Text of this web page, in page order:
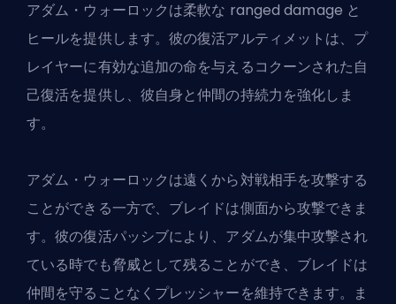
アダム・ウォーロックは柔軟な ranged damage と
ヒールを提供します。彼の復活アルティメットは、プ
レイヤーに有効な追加の命を与えるコクーンされた自
己復活を提供し、彼自身と仲間の持続力を強化しま
す。
アダム・ウォーロックは遠くから対戦相手を攻撃する
ことができる一方で、ブレイドは側面から攻撃できま
す。彼の復活パッシブにより、アダムが集中攻撃され
ている時でも脅威として残ることができ、ブレイドは
仲間を守ることなくプレッシャーを維持できます。ま